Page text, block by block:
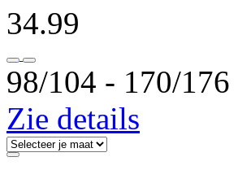
34.99
98/104 ‐ 170/176
Zie details